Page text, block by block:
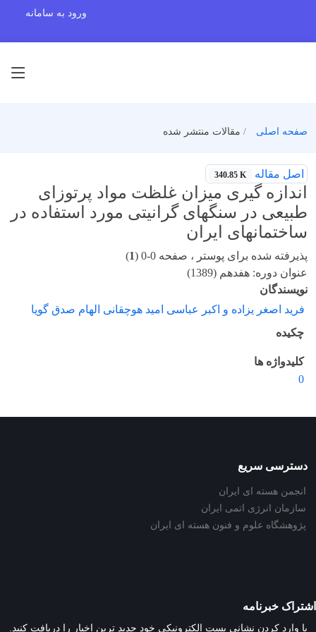
ورود به سامانه
صفحه اصلی مقالات منتشر شده
اصل مقاله 340.85 K
اندازه گیری میزان غلظت مواد پرتوزای
طبیعی در سنگهای گرانیتی مورد استفاده در
ساختمانهای ایران
پذیرفته شده برای پوستر ، صفحه 0-0 ( 1
)
عنوان دوره: هفدهم (1389)
نویسندگان
فرید اصغر یزاده و اکبر عباسی امید هوچقانی الهام صدق گویا
چکیده
کلیدواژه ها
0
دسترسی سریع
انجمن هسته ای ایران
سازمان انرژی اتمی ایران
پژوهشگاه علوم و فنون هسته ای ایران
اشتراک خبرنامه
با وارد کردن نشانی پست الکترونیکی خود جدید ترین اخبار را دریافت کنید.